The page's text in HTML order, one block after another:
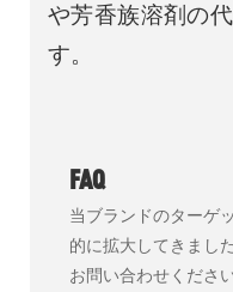
や芳香族溶剤の
す。
FAQ
当ブランドのターゲ
的に拡大してきまし
お問い合わせくださ